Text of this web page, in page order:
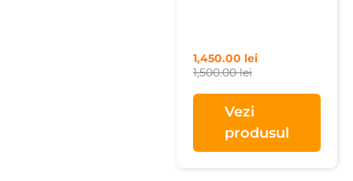
1,500.00lei
1,450.00 lei
Vezi
produsul